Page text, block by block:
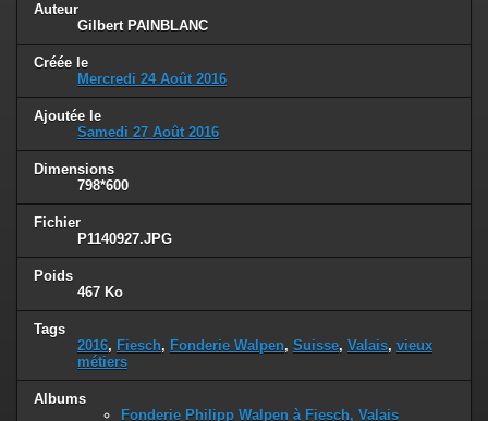
Auteur
Gilbert PAINBLANC
Créée le
Mercredi 24 Août 2016
Ajoutée le
Samedi 27 Août 2016
Dimensions
798*600
Fichier
P1140927.JPG
Poids
467 Ko
Tags
2016, Fiesch, Fonderie Walpen, Suisse, Valais, vieux
métiers
Albums
Fonderie Philipp Walpen à Fiesch, Valais